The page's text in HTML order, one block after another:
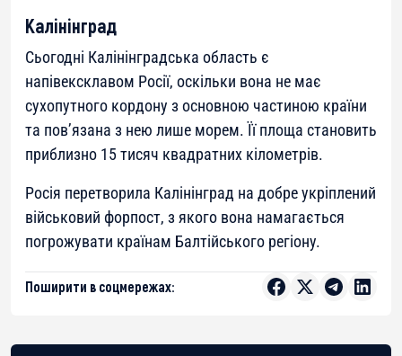
Калінінград
Сьогодні Калінінградська область є
напівексклавом Росії, оскільки вона не має
сухопутного кордону з основною частиною країни
та пов’язана з нею лише морем. Її площа становить
приблизно 15 тисяч квадратних кілометрів.
Росія перетворила Калінінград на добре укріплений
військовий форпост, з якого вона намагається
погрожувати країнам Балтійського регіону.
Поширити в соцмережах: